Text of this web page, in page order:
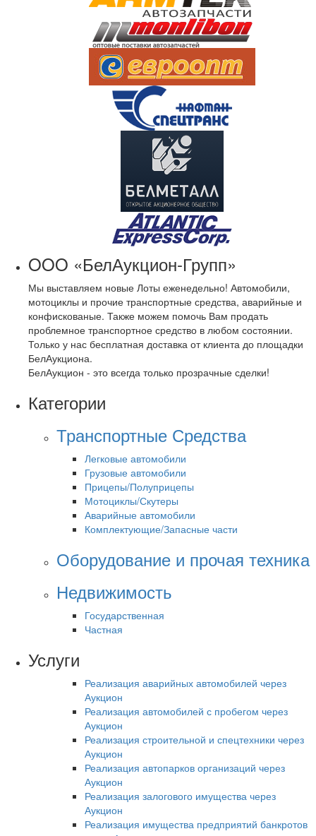
OOO «БелАукцион-Групп»
Мы выставляем новые Лоты еженедельно! Автомобили,
мотоциклы и прочие транспортные средства, аварийные и
конфискованые. Также можем помочь Вам продать
проблемное транспортное средство в любом состоянии.
Только у нас бесплатная доставка от клиента до площадки
БелАукциона.
БелАукцион - это всегда только прозрачные сделки!
Категории
Транспортные Средства
Легковые автомобили
Грузовые автомобили
Прицепы/Полуприцепы
Мотоциклы/Скутеры
Аварийные автомобили
Комплектующие/Запасные части
Оборудование и прочая техника
Недвижимость
Государственная
Частная
Услуги
Реализация аварийных автомобилей через
Аукцион
Реализация автомобилей с пробегом через
Аукцион
Реализация строительной и спецтехники через
Аукцион
Реализация автопарков организаций через
Аукцион
Реализация залогового имущества через
Аукцион
Реализация имущества предприятий банкротов